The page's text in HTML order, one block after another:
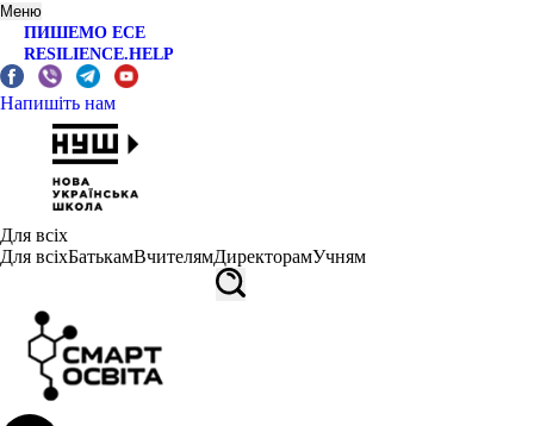
Меню
ПИШЕМО ЕСЕ
RESILIENCE.HELP
Напишіть нам
Для всіх
Для всіхБатькамВчителямДиректорамУчням